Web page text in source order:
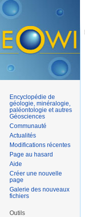
Encyclopédie de
géologie, minéralogie,
paléontologie et autres
Géosciences
Communauté
Actualités
Modifications récentes
Page au hasard
Aide
Créer une nouvelle
page
Galerie des nouveaux
fichiers
Outils